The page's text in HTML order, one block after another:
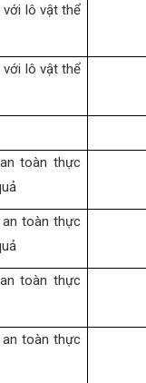
với lô vật thể
với lô vật thể
toàn thực
an toàn thực
toàn thực
an toàn thực